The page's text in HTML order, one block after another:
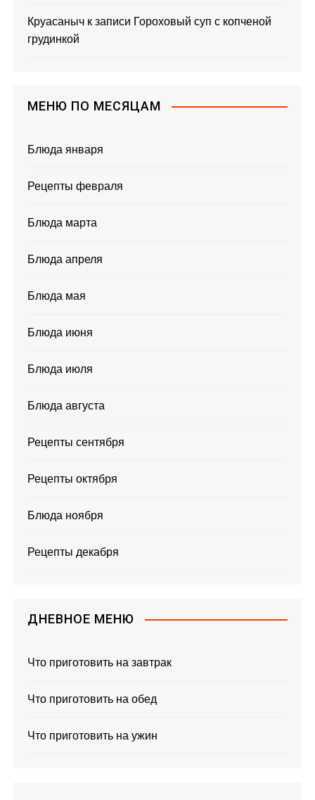
Круасаныч к записи Гороховый суп с копченой
грудинкой
МЕНЮ ПО МЕСЯЦАМ
Блюда января
Рецепты февраля
Блюда марта
Блюда апреля
Блюда мая
Блюда июня
Блюда июля
Блюда августа
Рецепты сентября
Рецепты октября
Блюда ноября
Рецепты декабря
ДНЕВНОЕ МЕНЮ
Что приготовить на завтрак
Что приготовить на обед
Что приготовить на ужин